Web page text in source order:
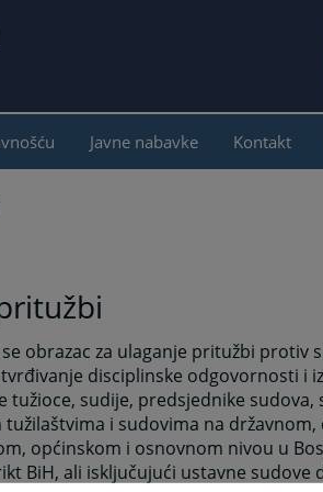
sadržaj
Javne nabavke Kontakt
obrazac za ulaganje pritužbi protiv
disciplinske odgovornosti i
tužioce, sudije, predsjednike
tužilaštvima i sudovima na
općinskom i osnovnom nivou u
BiH, ali isključujući ustavne sudove